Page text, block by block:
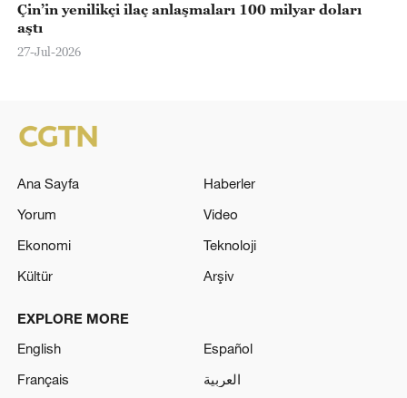
Çin’in yenilikçi ilaç anlaşmaları 100 milyar doları
aştı
27-Jul-2026
Ana Sayfa
Haberler
Yorum
Video
Ekonomi
Teknoloji
Kültür
Arşiv
EXPLORE MORE
English
Español
Français
العربية